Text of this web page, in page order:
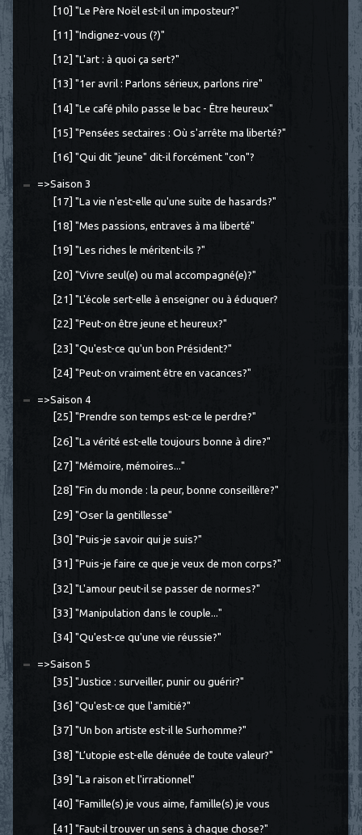
[10] "Le Père Noël est-il un imposteur?"
[11] "Indignez-vous (?)"
[12] "L'art : à quoi ça sert?"
[13] "1er avril : Parlons sérieux, parlons rire"
[14] "Le café philo passe le bac - Être heureux"
[15] "Pensées sectaires : Où s'arrête ma liberté?"
[16] "Qui dit "jeune" dit-il forcément "con"?
=>Saison 3
[17] "La vie n'est-elle qu'une suite de hasards?"
[18] "Mes passions, entraves à ma liberté"
[19] "Les riches le méritent-ils ?"
[20] "Vivre seul(e) ou mal accompagné(e)?"
[21] "L'école sert-elle à enseigner ou à éduquer?
[22] "Peut-on être jeune et heureux?"
[23] "Qu'est-ce qu'un bon Président?"
[24] "Peut-on vraiment être en vacances?"
=>Saison 4
[25] "Prendre son temps est-ce le perdre?"
[26] "La vérité est-elle toujours bonne à dire?"
[27] "Mémoire, mémoires..."
[28] "Fin du monde : la peur, bonne conseillère?"
[29] "Oser la gentillesse"
[30] "Puis-je savoir qui je suis?"
[31] "Puis-je faire ce que je veux de mon corps?"
[32] "L'amour peut-il se passer de normes?"
[33] "Manipulation dans le couple..."
[34] "Qu'est-ce qu'une vie réussie?"
=>Saison 5
[35] "Justice : surveiller, punir ou guérir?"
[36] "Qu'est-ce que l'amitié?"
[37] "Un bon artiste est-il le Surhomme?"
[38] "L’utopie est-elle dénuée de toute valeur?"
[39] "La raison et l'irrationnel"
[40] "Famille(s) je vous aime, famille(s) je vous
[41] "Faut-il trouver un sens à chaque chose?"